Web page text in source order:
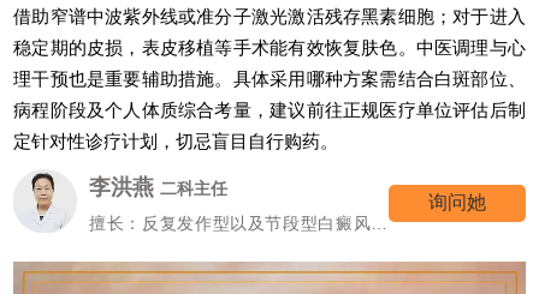
借助窄谱中波紫外线或准分子激光激活残存黑素细胞；对于进入
稳定期的皮损，表皮移植等手术能有效恢复肤色。中医调理与心
理干预也是重要辅助措施。具体采用哪种方案需结合白斑部位、
病程阶段及个人体质综合考量，建议前往正规医疗单位评估后制
定针对性诊疗计划，切忌盲目自行购药。
李洪燕 二科主任
擅长：反复发作型以及节段型白癜风诊
询问她